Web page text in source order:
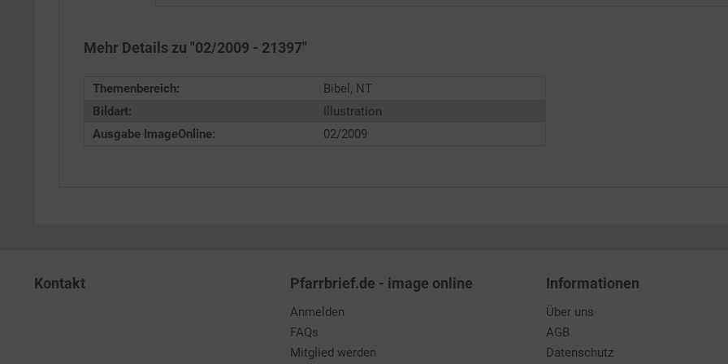
Mehr Details zu "02/2009 - 21397"
Themenbereich:
Bibel, NT
Bildart:
Illustration
Ausgabe ImageOnline:
02/2009
Kontakt Pfarrbrief.de - image online
Anmelden
FAQs
Mitglied werden
Informationen
Über uns
AGB
Datenschutz
Service